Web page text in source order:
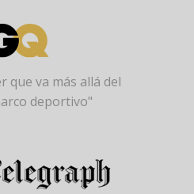
que va más allá del
deportivo"